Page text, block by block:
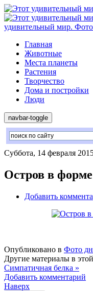
удивительный мир.
Главная
Животные
Места планеты
Растения
Творчество
Дома и постройки
Люди
navbar-toggle
Суббота, 14 февраля
Остров в форме
Добавить
Опубликовано в Фото
Другие материалы в
Симпатичная белка »
Добавить комментарий
Наверх